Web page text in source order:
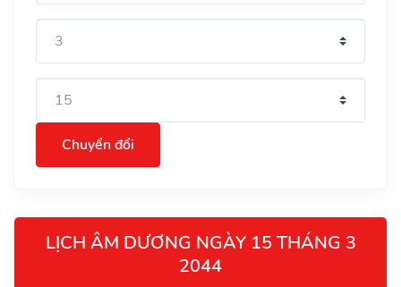
Chuyển đổi
LỊCH ÂM DƯƠNG NGÀY 15 THÁNG 3
2044